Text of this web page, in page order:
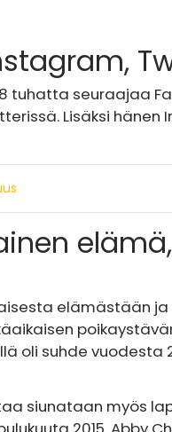
tuhatta seuraajaa
Lisäksi
elämästään
oli suhde vuodesta
siunataan myös